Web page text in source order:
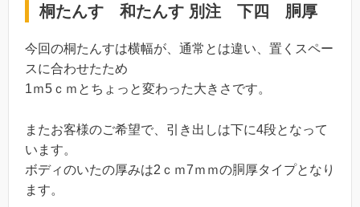
桐たんす 和たんす 別注 下四 胴厚
今回の桐たんすは横幅が、通常とは違い、置くスペー
スに合わせたため
1ｍ5ｃｍとちょっと変わった大きさです。
またお客様のご希望で、引き出しは下に4段となって
います。
ボディのいたの厚みは2ｃｍ7ｍｍの胴厚タイプとなり
ます。